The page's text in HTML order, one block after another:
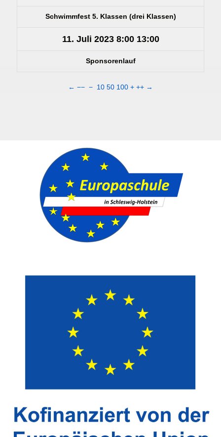
Schwimmfest 5. Klassen (drei Klassen)
11. Juli 20238:00 13:00
Sponsorenlauf
← −− − 10 50 100 + ++ →